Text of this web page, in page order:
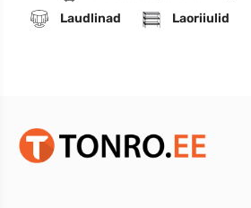
Laudlinad
Laoriiulid